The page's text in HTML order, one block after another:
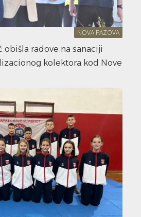
NOVA PAZOVA
obišla radove na sanaciji
kolektora kod Nove